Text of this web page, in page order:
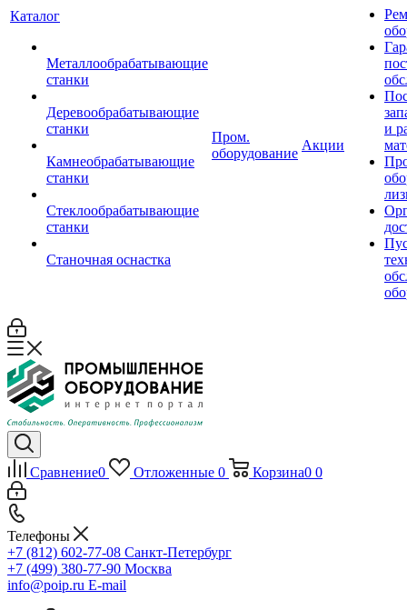
Каталог
Металлообрабатывающие
станки
Деревообрабатывающие
станки
Камнеобрабатывающие
станки
Стеклообрабатывающие
станки
Станочная оснастка
Пром.
оборудование
Акции
и
Сравнение0 Отложенные 0 Корзина0 0
Телефоны
+7 (812) 602-77-08 Санкт-Петербург
+7 (499) 380-77-90 Москва
info@poip.ru E-mail